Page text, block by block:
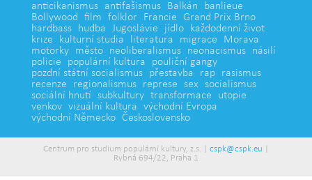
anticikanismus antifašismus Balkán
banlieue
Bollywood
film folklor Francie
Grand Prix Brno
hardbass
hudba Jugoslávie jídlo
každodenní život
krize
kulturní studia literatura migrace
Morava
motorky
město neoliberalismus neonacismus
násilí
policie
populární kultura
pouliční gangy
pozdní státní socialismus
přestavba rap
rasismus
recenze
regionalismus represe sex
socialismus
sociální hnutí
subkultury transformace
utopie
venkov vizuální kultura
východní Evropa
východní Německo
Československo
Centrum pro studium populární kultury, z.s. | cspk@cspk.eu
Rybná 694/22, Praha 1